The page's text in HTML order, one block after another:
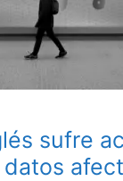
sufre